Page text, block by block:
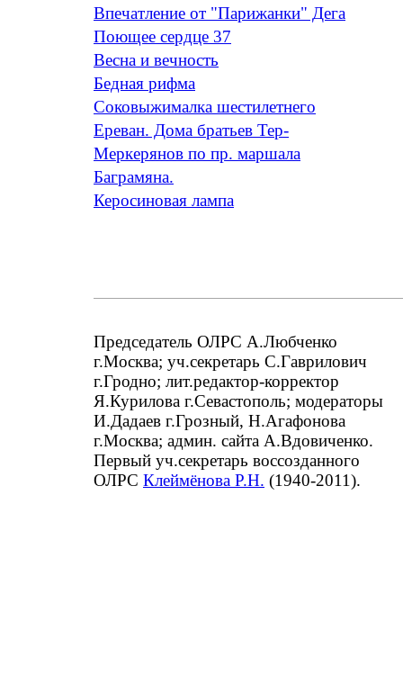
Впечатление от "Парижанки" Дега
Поющее сердце 37
Весна и вечность
Бедная рифма
Соковыжималка шестилетнего
Ереван. Дома братьев Тер-
Меркерянов по пр. маршала
Баграмяна.
Керосиновая лампа
Председатель ОЛРС А.Любченко
г.Москва; уч.секретарь С.Гаврилович
г.Гродно; лит.редактор-корректор
Я.Курилова г.Севастополь; модераторы
И.Дадаев г.Грозный, Н.Агафонова
г.Москва; админ. сайта А.Вдовиченко.
Первый уч.секретарь воссозданного
ОЛРС Клеймёнова Р.Н. (1940-2011).